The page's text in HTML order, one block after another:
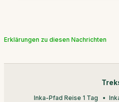
Erklärungen zu diesen Nachrichten
Inka-Pfad Reise 1 Tag